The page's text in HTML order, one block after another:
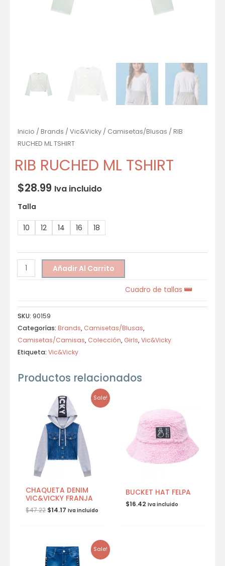
Inicio / Brands / Vic&Vicky / Camisetas/Blusas / RIB
RUCHED ML TSHIRT
RIB RUCHED ML TSHIRT
$28.99 Iva incluido
Talla
10 12 14 16 18
Añadir Al Carrito
Cuadro de tallas
SKU: 90159
Categorías: Brands, Camisetas/Blusas,
Camisetas/Camisas, Colección, Girls,Vic&Vicky
Etiqueta: Vic&Vicky
Productos relacionados
Sale!
CHAQUETA DENIM
VIC&VICKY FRANJA
$47.22 $14.17 Iva incluido
BUCKET HAT FELPA
$16.42 Iva incluido
Sale!